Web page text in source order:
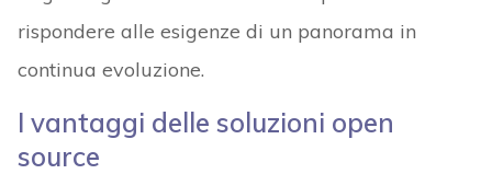
rispondere alle esigenze di un panorama in
continua evoluzione.
I vantaggi delle soluzioni open
source